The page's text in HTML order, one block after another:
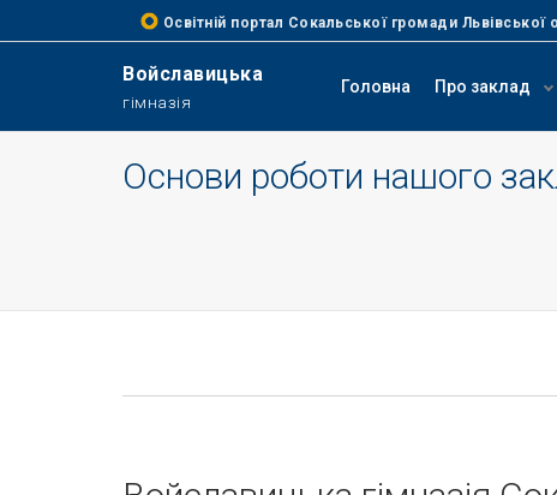
Освітній портал Сокальської громади Львівської
Войславицька
гімназія
Головна Про заклад
Основи роботи нашого